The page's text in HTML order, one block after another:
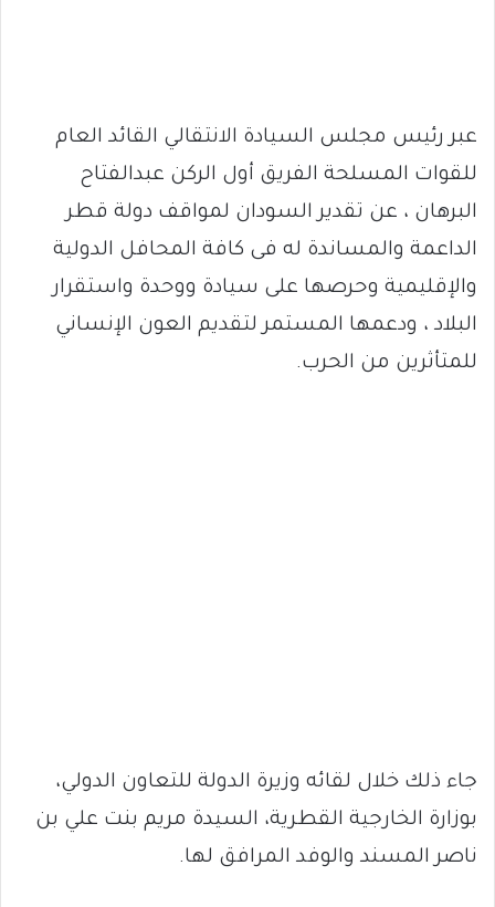
عبر رئيس مجلس السيادة الانتقالي القائد العام
للقوات المسلحة الفريق أول الركن عبدالفتاح
البرهان ، عن تقدير السودان لمواقف دولة قطر
الداعمة والمساندة له فى كافة المحافل الدولية
والإقليمية وحرصها على سيادة ووحدة واستقرار
البلاد ، ودعمها المستمر لتقديم العون الإنساني
للمتأثرين من الحرب.
جاء ذلك خلال لقائه وزيرة الدولة للتعاون الدولي،
بوزارة الخارجية القطرية، السيدة مريم بنت علي بن
ناصر المسند والوفد المرافق لها.